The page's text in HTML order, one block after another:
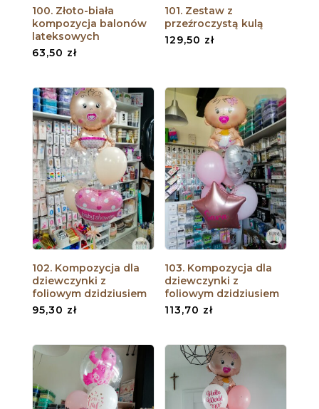
100. Złoto-biała
kompozycja balonów
lateksowych
63,50 zł
101. Zestaw z
przeźroczystą kulą
129,50 zł
102. Kompozycja dla
dziewczynki z
foliowym dzidziusiem
95,30 zł
103. Kompozycja dla
dziewczynki z
foliowym dzidziusiem
113,70 zł